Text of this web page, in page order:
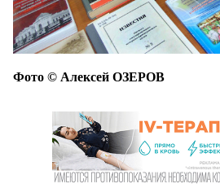
Фото © Алексей ОЗЕРОВ